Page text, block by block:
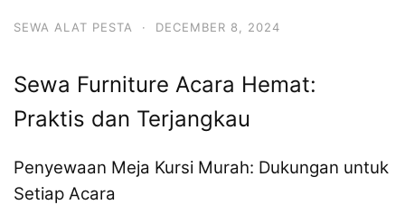
SEWA ALAT PESTA · DECEMBER 8, 2024
Sewa Furniture Acara Hemat:
Praktis dan Terjangkau
Penyewaan Meja Kursi Murah: Dukungan untuk
Setiap Acara